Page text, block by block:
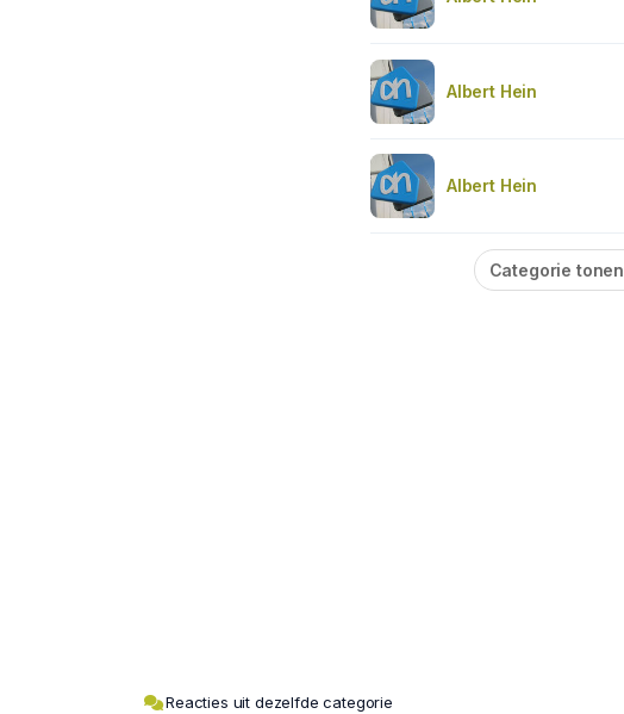
Albert Hein
Albert Hein
Categorie tonen
Reacties uit dezelfde categorie